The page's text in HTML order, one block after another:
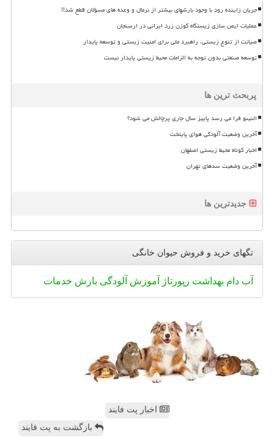
جریان زاینده رود با وجود بارشهای بیشتر از نرمال و وعده های مسؤلان قطع شد!!
عملیات ایمن سازی زیستگاه گوزن زرد ایرانی در ارسنجان
صیانت از تنوع زیستی، راهبرد ملی برای امنیت زیستی و توسعه پایدار
توسعه صنعتی بدون توجه به الزامات محیط زیستی پایدار نیست
پربحث ترین ها
النینو فرا می رسد پاییز سال جاری پرچالش می شود؟
آخرین وضعیت آلودگی هوای پایتخت
اخبار کوتاه محیط زیستی اصفهان
آخرین وضعیت سدهای تهران
جدیدترین ها
تگهای خرید و فروش حیوان خانگی
آب دام بهداشت رپورتاژ آموزش آلودگی بارش خدمات
اخبار پت فایند
بازگشت به پت فایند